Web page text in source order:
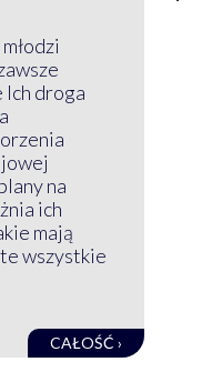
Ich droga
na
ich
mają
wszystkie
CAŁOŚĆ ›